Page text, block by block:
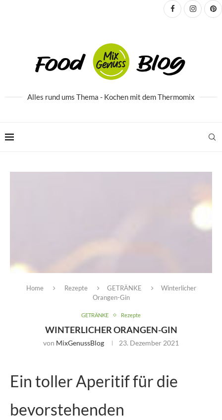
Alles rund ums Thema - Kochen mit dem Thermomix
Home Rezepte GETRÄNKE
Winterlicher
Orangen-Gin
GETRÄNKE Rezepte
WINTERLICHER ORANGEN-GIN
von MixGenussBlog 23. Dezember 2021
Ein toller Aperitif für die
bevorstehenden